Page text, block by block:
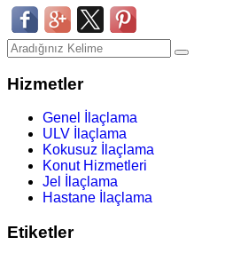
Hizmetler
Genel İlaçlama
ULV İlaçlama
Kokusuz İlaçlama
Konut Hizmetleri
Jel İlaçlama
Hastane İlaçlama
Etiketler